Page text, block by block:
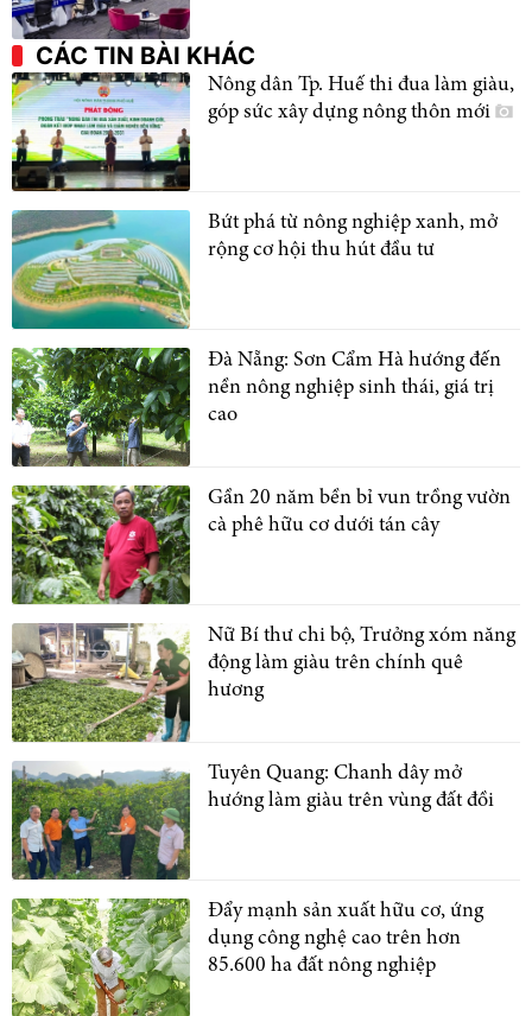
CÁC TIN BÀI KHÁC
Nông dân Tp. Huế thi đua làm giàu,
góp sức xây dựng nông thôn mới
Bứt phá từ nông nghiệp xanh, mở
rộng cơ hội thu hút đầu tư
Đà Nẵng: Sơn Cẩm Hà hướng đến
nền nông nghiệp sinh thái, giá trị
cao
Gần 20 năm bền bỉ vun trồng vườn
cà phê hữu cơ dưới tán cây
Nữ Bí thư chi bộ, Trưởng xóm năng
động làm giàu trên chính quê
hương
Tuyên Quang: Chanh dây mở
hướng làm giàu trên vùng đất đồi
Đẩy mạnh sản xuất hữu cơ, ứng
dụng công nghệ cao trên hơn
85.600 ha đất nông nghiệp